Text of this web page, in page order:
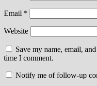
Email *
Website
Save my name, email,
time I comment.
Notify me of follow-up